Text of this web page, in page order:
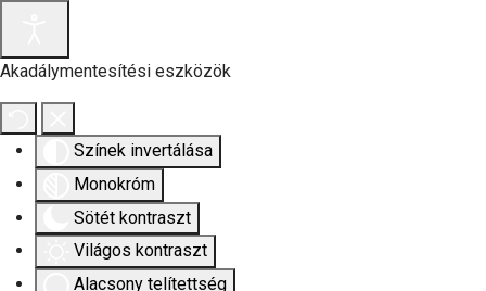
Akadálymentesítési eszközök
Színek invertálása
Monokróm
Sötét kontraszt
Világos kontraszt
Alacsony telítettség